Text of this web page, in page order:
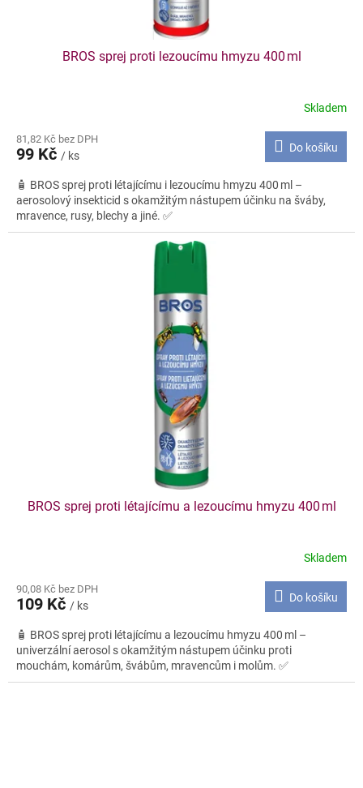
BROS sprej proti lezoucímu hmyzu 400 ml
Skladem
81,82 Kč bez DPH
99 Kč / ks
Do košíku
🧴 BROS sprej proti létajícímu i lezoucímu hmyzu 400 ml –
aerosolový insekticid s okamžitým nástupem účinku na šváby,
mravence, rusy, blechy a jiné. ✅
BROS sprej proti létajícímu a lezoucímu hmyzu 400 ml
Skladem
90,08 Kč bez DPH
109 Kč / ks
Do košíku
🧴 BROS sprej proti létajícímu a lezoucímu hmyzu 400 ml –
univerzální aerosol s okamžitým nástupem účinku proti
mouchám, komárům, švábům, mravencům i molům. ✅